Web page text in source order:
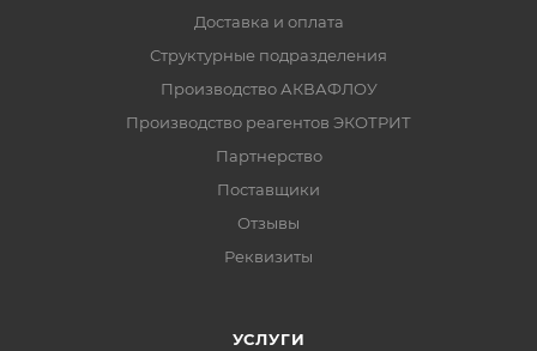
Доставка и оплата
Структурные подразделения
Производство АКВАФЛОУ
Производство реагентов ЭКОТРИТ
Партнерство
Поставщики
Отзывы
Реквизиты
УСЛУГИ